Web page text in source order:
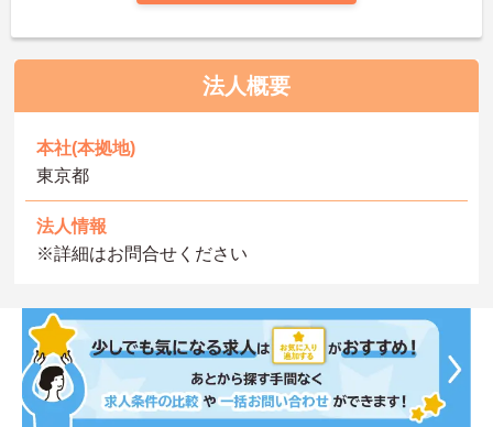
法人概要
本社(本拠地)
東京都
法人情報
※詳細はお問合せください